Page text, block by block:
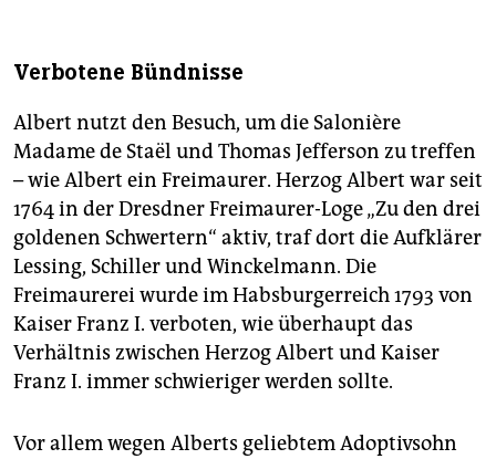
Verbotene Bündnisse
Albert nutzt den Besuch, um die Salonière
Madame de Staël und Thomas Jefferson zu treffen
– wie Albert ein Freimaurer. Herzog Albert war seit
1764 in der Dresdner Freimaurer-Loge „Zu den drei
goldenen Schwertern“ aktiv, traf dort die Aufklärer
Lessing, Schiller und Winckelmann. Die
Freimaurerei wurde im Habsburgerreich 1793 von
Kaiser Franz I. verboten, wie überhaupt das
Verhältnis zwischen Herzog Albert und Kaiser
Franz I. immer schwieriger werden sollte.
Vor allem wegen Alberts geliebtem Adoptivsohn